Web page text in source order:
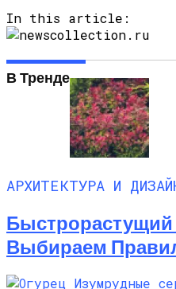
In this article:
В Тренде
АРХИТЕКТУРА И
Выбираем